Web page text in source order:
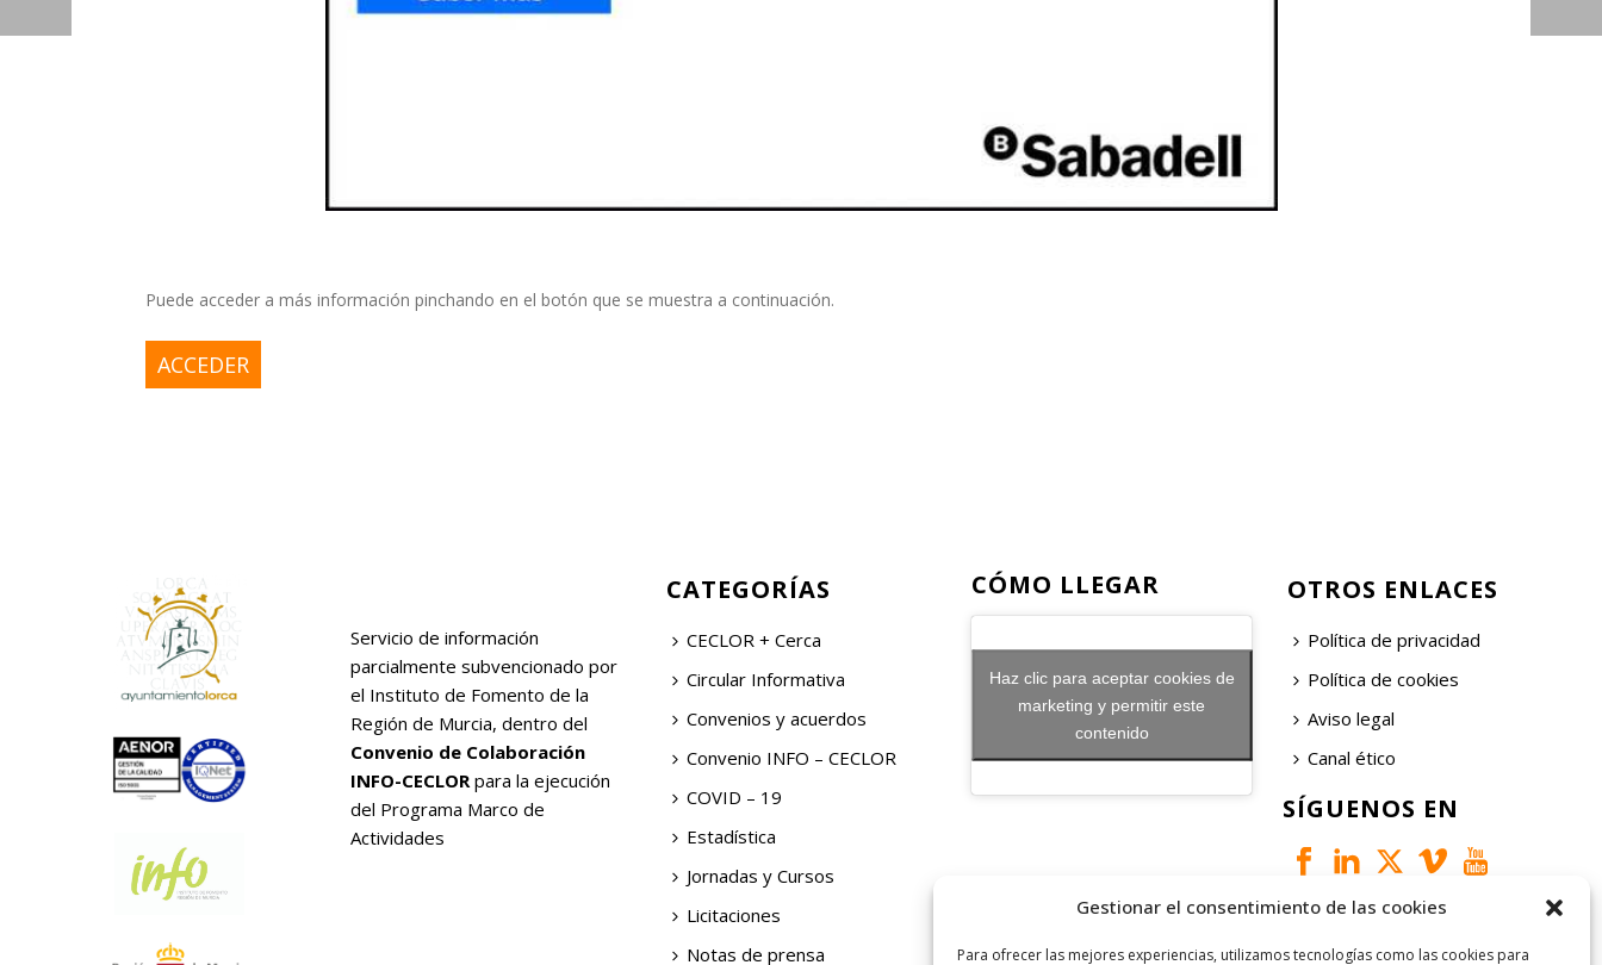
Gestionar el consentimiento de las cookies
Para ofrecer las mejores experiencias, utilizamos tecnologías como las cookies para
Puede acceder a más información pinchando en el botón que se muestra a continuación.
ACCEDER
Servicio de información
parcialmente subvencionado por
el Instituto de Fomento de la
Región de Murcia, dentro del
Convenio de Colaboración
INFO-CECLOR para la ejecución
del Programa Marco de
Actividades
CATEGORÍAS
CECLOR + Cerca
Circular Informativa
Convenios y acuerdos
Convenio INFO – CECLOR
COVID – 19
Estadística
Jornadas y Cursos
Licitaciones
Notas de prensa
CÓMO LLEGAR
Haz clic para aceptar cookies de
marketing y permitir este
contenido
OTROS ENLACES
Política de privacidad
Política de cookies
Aviso legal
Canal ético
SÍGUENOS EN